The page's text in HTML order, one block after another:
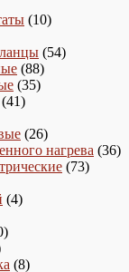
1010
5454
8888
товаров
3535
4141
2626
товаров
нагрева 3636
7373
44
30
88